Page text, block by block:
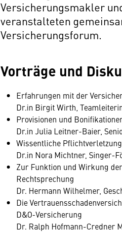
Versicherungsmakler
veranstalteten
Versicherungsforum.
Vorträge und
Erfahrungen mit der
Dr.in Birgit Wirth,
Provisionen und
Dr.in Julia Leitner-Baier,
Wissentliche
Dr.in Nora Michtner, Singer-
Zur Funktion und Wirkung
Rechtsprechung
Dr. Hermann Wilhelmer,
Die
D&O-Versicherung
Dr. Ralph Hofmann-Credner